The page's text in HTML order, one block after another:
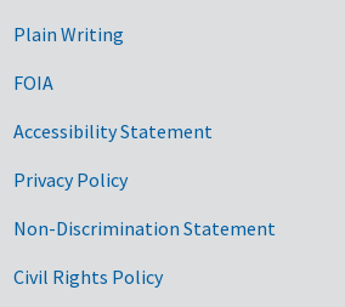
Plain Writing
FOIA
Accessibility Statement
Privacy Policy
Non-Discrimination Statement
Civil Rights Policy